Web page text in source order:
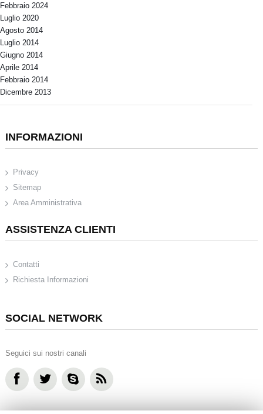
Febbraio 2024
Luglio 2020
Agosto 2014
Luglio 2014
Giugno 2014
Aprile 2014
Febbraio 2014
Dicembre 2013
INFORMAZIONI
Privacy
Sitemap
Area Amministrativa
ASSISTENZA CLIENTI
Contatti
Richiesta Informazioni
SOCIAL NETWORK
Seguici sui nostri canali